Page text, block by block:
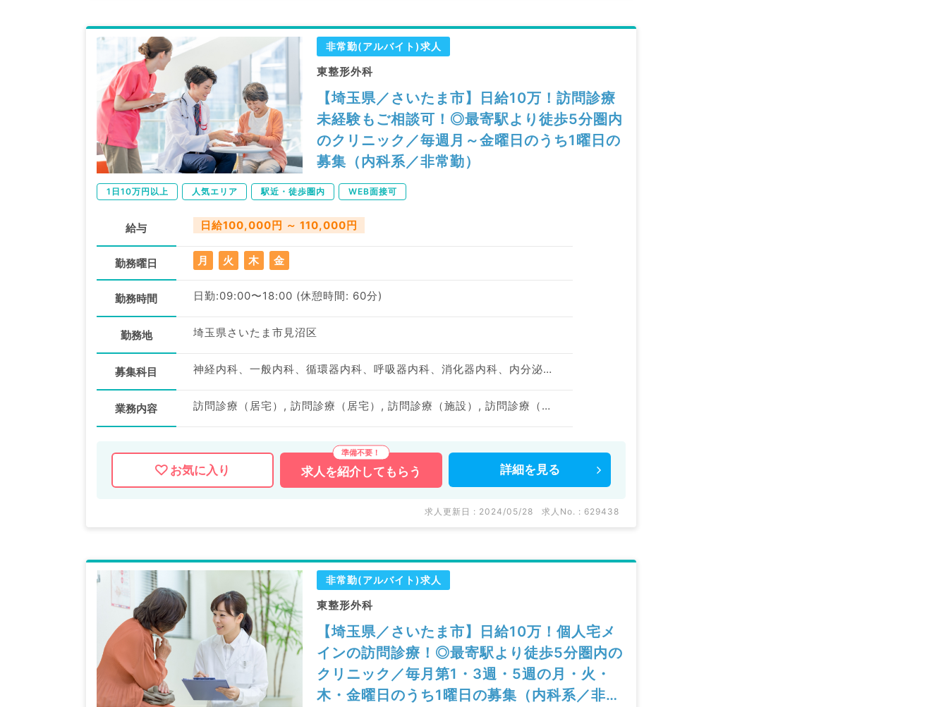
非常勤(アルバイト)求人
東整形外科
【埼玉県／さいたま市】日給10万！訪問診療
未経験もご相談可！◎最寄駅より徒歩5分圏内
のクリニック／毎週月～金曜日のうち1曜日の
募集（内科系／非常勤）
1日10万円以上 人気エリア 駅近・徒歩圏内 WEB面接可
給与 日給100,000円 ～ 110,000円
勤務曜日 月 火 木 金
勤務時間 日勤:09:00〜18:00 (休憩時間: 60分)
勤務地 埼玉県さいたま市見沼区
募集科目 神経内科、一般内科、循環器内科、呼吸器内科、消化器内科、内分泌・代謝内科、腎臓内科、老年内科、血液内科、膠原病科
業務内容 訪問診療（居宅）, 訪問診療（居宅）, 訪問診療（施設）, 訪問診療（施設）
お気に入り 求人を紹介してもらう 詳細を 見る
求人更新日 : 2024/05/28 求人No. : 629438
非常勤(アルバイト)求人
東整形外科
【埼玉県／さいたま市】日給10万！個人宅メ
インの訪問診療！◎最寄駅より徒歩5分圏内の
クリニック／毎月第1・3週・5週の月・火・
木・金曜日のうち1曜日の募集（内科系／非常